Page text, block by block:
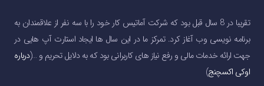
تقریبا در 8 سال قبل بود که شرکت آماتیس کار خود را با سه نفر از علاقمندان به
برنامه نویسی وب آغاز کرد. تمرکز ما در این سال ها ایجاد استارت آپ هایی در
جهت ارائه خدمات مالی و رفع نیاز های کاربرانی بود که به دلایل تحریم و …(درباره
اوکی اکسچنج)